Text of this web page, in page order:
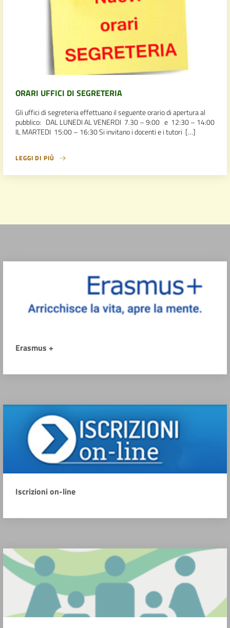
ORARI UFFICI DI SEGRETERIA
Gli uffici di segreteria effettuano il seguente orario di apertura al
pubblico: DAL LUNEDI AL VENERDI 7.30 – 9:00 e 12:30 – 14:00
IL MARTEDI 15:00 – 16:30 Si invitano i docenti e i tutori […]
LEGGI DI PIÙ
Erasmus +
Iscrizioni on-line